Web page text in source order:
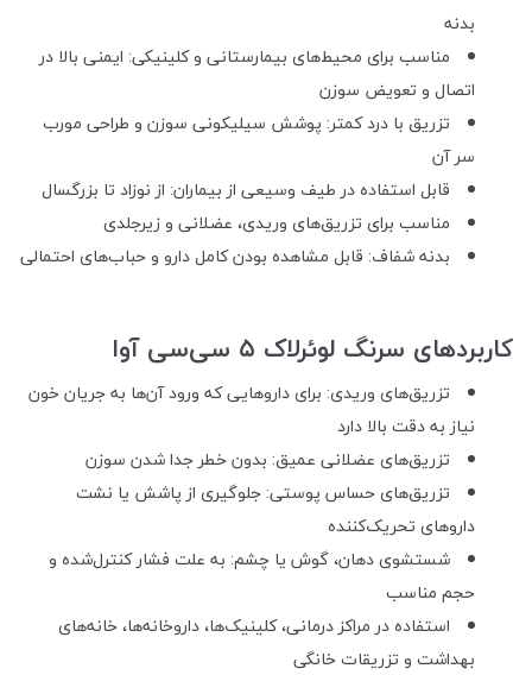
بدنه
مناسب برای محیط‌های بیمارستانی و کلینیکی: ایمنی بالا در
اتصال و تعویض سوزن
تزریق با درد کمتر: پوشش سیلیکونی سوزن و طراحی مورب
سر آن
قابل استفاده در طیف وسیعی از بیماران: از نوزاد تا بزرگسال
مناسب برای تزریق‌های وریدی، عضلانی و زیرجلدی
بدنه شفاف: قابل مشاهده بودن کامل دارو و حباب‌های احتمالی
کاربردهای سرنگ لوئرلاک ۵ سی‌سی آوا
تزریق‌های وریدی: برای داروهایی که ورود آن‌ها به جریان خون
نیاز به دقت بالا دارد
تزریق‌های عضلانی عمیق: بدون خطر جدا شدن سوزن
تزریق‌های حساس پوستی: جلوگیری از پاشش یا نشت
داروهای تحریک‌کننده
شستشوی دهان، گوش یا چشم: به علت فشار کنترل‌شده و
حجم مناسب
استفاده در مراکز درمانی، کلینیک‌ها، داروخانه‌ها، خانه‌های
بهداشت و تزریقات خانگی